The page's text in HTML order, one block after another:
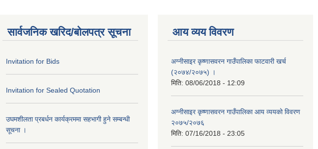
सार्वजनिक खरिद/बोलपत्र सूचना
Invitation for Bids
Invitation for Sealed Quotation
उघमशीलता प्रबर्धन कार्यक्रममा सहभागी हुने सम्बन्धी
सूचना ।
आय व्यय विवरण
अग्नीसाइर कृष्णासवरन गाउँपालिका फाटवारी खर्च
(२०७४/२०७५) ।
मिति: 08/06/2018 - 12:09
अग्नीसाइर कृष्णासवरन गाउँपालिका आय व्ययको विवरण
२०७५/२०७६
मिति: 07/16/2018 - 23:05